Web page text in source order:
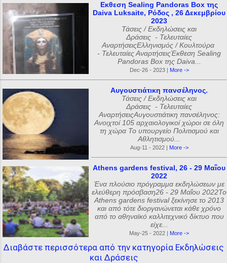
Εκθεση Sealing Pandoras Box της
Daiva Luksaite, Ρόδος , 26 Δεκεμβρίου
2023
Τάσεις / Εκδηλώσεις και
Δράσεις - Τελευταίες
ΑναρτήσειςΕλληνισμός / Κουλτούρα
- Τελευταίες ΑναρτήσειςΈκθεση Sealing
Pandoras Box της Daiva...
Dec-26 - 2023 | More ->
Αυγουστιάτικη πανσέληνος.
Τάσεις / Εκδηλώσεις και
Δράσεις - Τελευταίες
ΑναρτήσειςΑυγουστιάτικη πανσέληνος:
Ανοιχτοί 105 αρχαιολογικοί χώροι σε όλη
τη χώρα Το υπουργείο Πολιτισμού και
Αθλητισμού...
Aug-11 - 2022 | More ->
Athens gardens festival, 26 - 29 Μαΐου
2022
Ένα πλούσιο πρόγραμμα εκδηλώσεων με
ελεύθερη πρόσβαση26 - 29 Μαΐου 2022Το
Athens gardens festival ξεκίνησε το 2013
και από τότε διοργανώνεται κάθε χρόνο
από το αθηναϊκό καλλιτεχνικό δίκτυο που
είχε...
May-25 - 2022 | More ->
Διαβάστε περισσότερα από την κατηγορία Εκδηλώσεις
και Δράσεις